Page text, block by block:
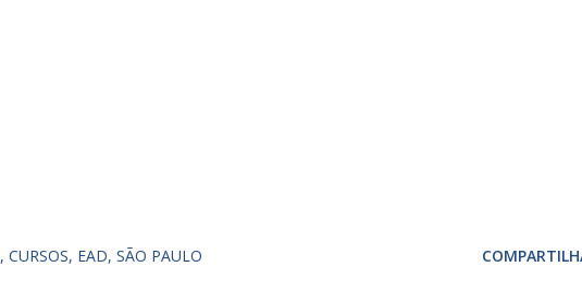
CURSOS EAD SÃO PAULO